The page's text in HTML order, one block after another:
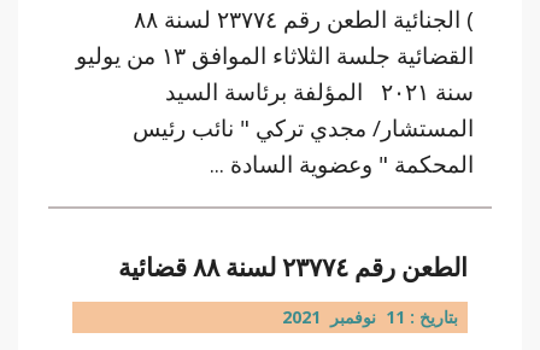
) الجنائية الطعن رقم ٢٣٧٧٤ لسنة ٨٨
القضائية جلسة الثلاثاء الموافق ١٣ من يوليو
سنة ٢٠٢١ المؤلفة برئاسة السيد
المستشار/ مجدي تركي " نائب رئيس
المحكمة " وعضوية السادة ...
الطعن رقم ٢٣٧٧٤ لسنة ٨٨ قضائية
بتاريخ : 11 نوفمبر 2021